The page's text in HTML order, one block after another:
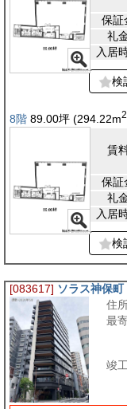
保証
礼
入居
検
8階 89.00坪 (294.22m2
賃
保証
礼
入居
検
[083617] ソラス神保町
住
最
竣工